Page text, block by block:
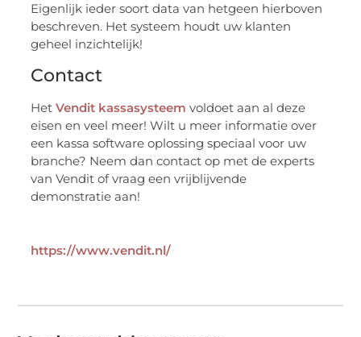
Eigenlijk ieder soort data van hetgeen hierboven
beschreven. Het systeem houdt uw klanten
geheel inzichtelijk!
Contact
HetVendit kassasysteem voldoet aan al deze
eisen en veel meer! Wilt u meer informatie over
een kassa software oplossing speciaal voor uw
branche? Neem dan contact op met de experts
van Vendit of vraag een vrijblijvende
demonstratie aan!
https://www.vendit.nl/